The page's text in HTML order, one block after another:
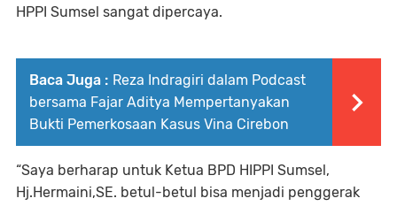
HPPI Sumsel sangat dipercaya.
Baca Juga : Reza Indragiri dalam Podcast
bersama Fajar Aditya Mempertanyakan
Bukti Pemerkosaan Kasus Vina Cirebon
“Saya berharap untuk Ketua BPD HIPPI Sumsel,
Hj.Hermaini,SE. betul-betul bisa menjadi penggerak